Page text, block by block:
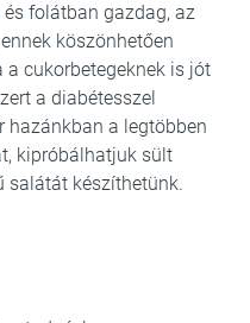
folátban gazdag, az
köszönhetően
cukorbetegeknek is jót
a diabétesszel
hazánkban a legtöbben
kipróbálhatjuk sült
salátát készíthetünk.